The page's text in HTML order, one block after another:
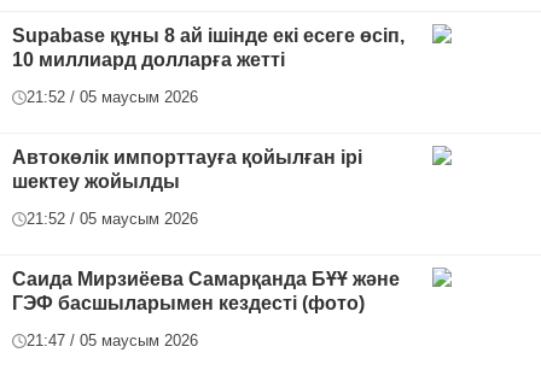
Supabase құны 8 ай ішінде екі есеге өсіп,
10 миллиард долларға жетті
21:52 / 05 маусым 2026
Автокөлік импорттауға қойылған ірі
шектеу жойылды
21:52 / 05 маусым 2026
Саида Мирзиёева Самарқанда БҰҰ және
ГЭФ басшыларымен кездесті (фото)
21:47 / 05 маусым 2026